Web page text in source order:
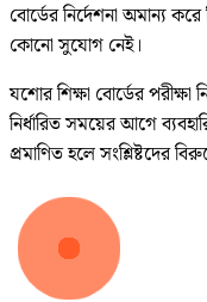
বোর্ডের নির্দেশনা অমান্য
কোনো সুযোগ নেই।
যশোর শিক্ষা বোর্ডের
নির্ধারিত সময়ের আগে
প্রমাণিত হলে সংশ্লিষ্টদের